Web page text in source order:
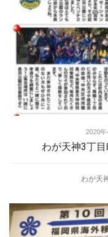
2020年
わが天神3丁目
わが天